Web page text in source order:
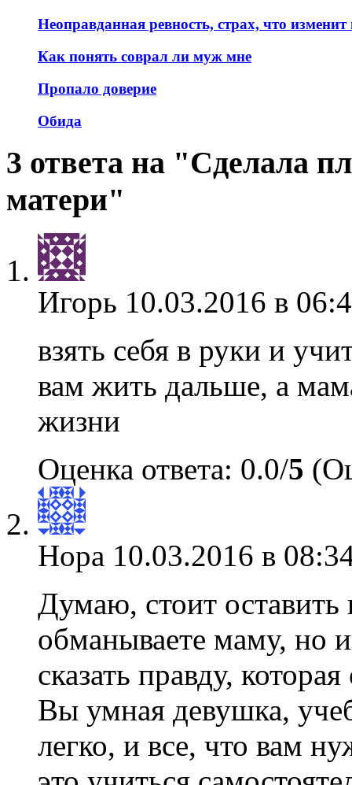
Неоправданная ревность, страх, что
Как понять соврал ли муж мне
Пропало доверие
Обида
3 ответа на "Сделала
матери"
Игорь 10.03.2016 в
взять себя в руки и
вам жить дальше, а
жизни
Оценка ответа: 0.0/5
Нора 10.03.2016 в
Думаю, стоит оставить
обманываете маму, но
сказать правду,
Вы умная девушка,
легко, и все, что вам